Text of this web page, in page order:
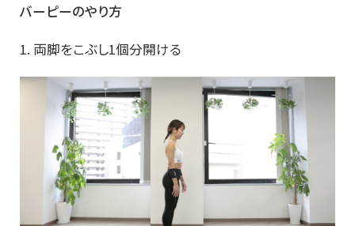
バーピーのやり方
1. 両脚をこぶし1個分開ける